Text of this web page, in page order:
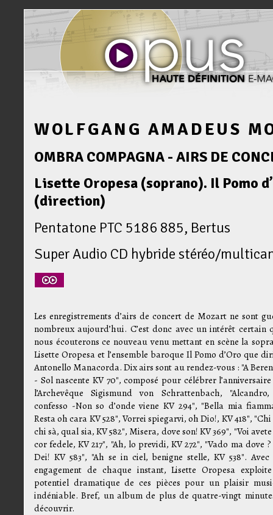
WOLFGANG AMADEUS
OMBRA COMPAGNA - AIRS DE
Lisette Oropesa (soprano). Il Pomo
(direction)
Pentatone PTC 5186 885, Bertus
Super Audio CD hybride stéréo/
Les enregistrements d’airs de concert de Mozart ne sont
nombreux aujourd’hui. C’est donc avec un intérêt certain
nous écouterons ce nouveau venu mettant en scène la
Lisette Oropesa et l’ensemble baroque Il Pomo d’Oro que
Antonello Manacorda. Dix airs sont au rendez-vous : "A
- Sol nascente KV 70", composé pour célébrer
l’Archevêque Sigismund von Schrattenbach,
confesso -Non so d’onde viene KV 294", "Bella mia
Resta oh cara KV 528", Vorrei spiegarvi, oh Dio!, KV 418", "Chi
chi sà, qual sia, KV 582", Misera, dove son! KV 369", "Voi
cor fedele, KV 217", "Ah, lo previdi, KV 272", "Vado ma dove
Dei! KV 583", "Ah se in ciel, benigne stelle, KV 538".
engagement de chaque instant, Lisette Oropesa
potentiel dramatique de ces pièces pour un plaisir
indéniable. Bref, un album de plus de quatre-vingt
découvrir.